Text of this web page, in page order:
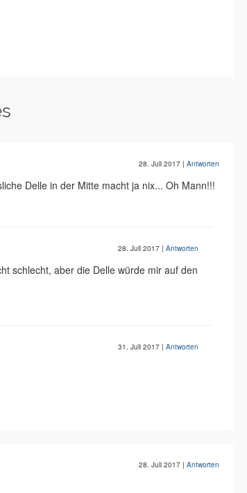
28. Juli 2017 | Antworten
Delle in der Mitte macht ja nix... Oh Mann!!!
28. Juli 2017 | Antworten
schlecht, aber die Delle würde mir auf den
31. Juli 2017 | Antworten
28. Juli 2017 | Antworten